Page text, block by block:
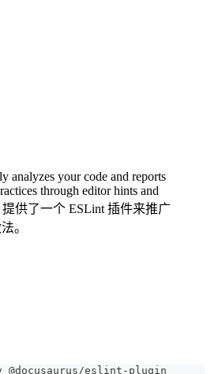
analyzes your code and reports
through editor hints and
提供了一个 ESLint 插件来推广
。
@docusaurus/eslint-plugin